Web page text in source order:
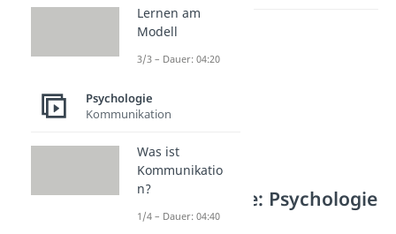
Weitere Inhalte: Psychologie
Persönlichkeit
Lernen am
Modell
3/3 – Dauer: 04:20
Psychologie
Kommunikation
Was ist
Kommunikatio
n?
1/4 – Dauer: 04:40